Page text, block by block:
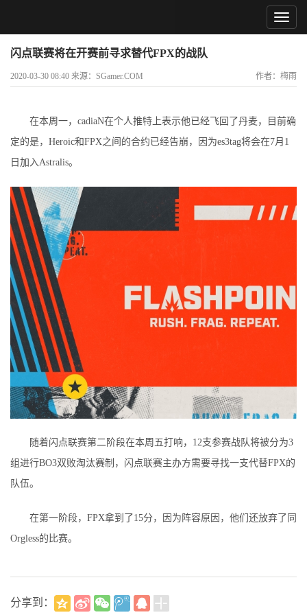
闪点联赛将在开赛前寻求替代FPX的战队
2020-03-30 08:40 来源：SGamer.COM 作者：梅雨
在本周一，cadiaN在个人推特上表示他已经飞回了丹麦，目前确
定的是，Heroic和FPX之间的合约已经告崩，因为es3tag将会在7月1
日加入Astralis。
随着闪点联赛第二阶段在本周五打响，12支参赛战队将被分为3
组进行BO3双败淘汰赛制，闪点联赛主办方需要寻找一支代替FPX的
队伍。
在第一阶段，FPX拿到了15分，因为阵容原因，他们还放弃了同
Orgless的比赛。
分享到：